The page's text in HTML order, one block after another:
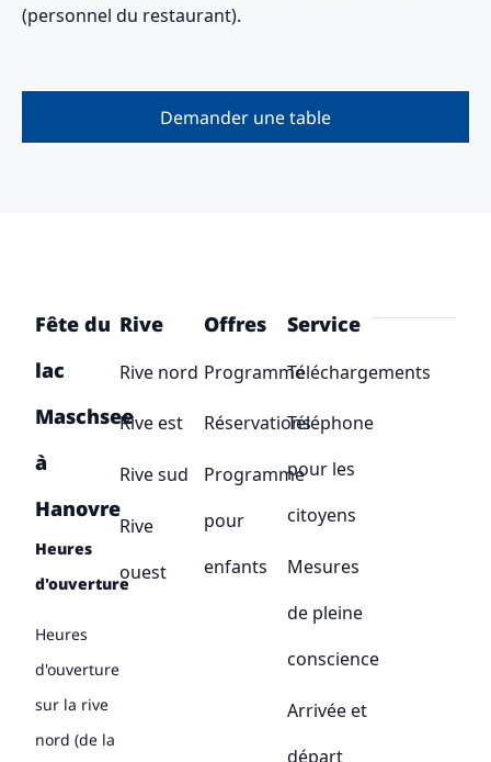
(personnel du restaurant).
Demander une table
Fête du
lac
Maschsee
à
Hanovre
Heures
d'ouverture
Heures
d'ouverture
sur la rive
nord (de la
Rive
Rive nord
Rive est
Rive sud
Rive
ouest
Offres
Programme
Réservations
Programme
pour
enfants
Service
Téléchargements
Téléphone
pour les
citoyens
Mesures
de pleine
conscience
Arrivée et
départ